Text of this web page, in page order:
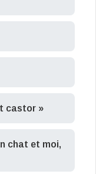
castor »
chat et moi,